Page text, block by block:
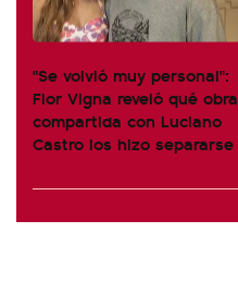
"Se volvió muy personal":
Flor Vigna reveló qué obra
compartida con Luciano
Castro los hizo separarse